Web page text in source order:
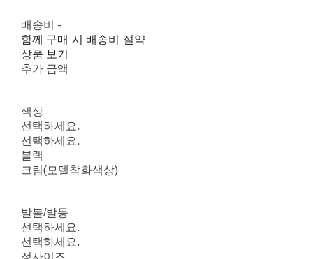
배송비 -
함께 구매 시 배송비 절약
상품 보기
추가 금액
색상
선택하세요.
선택하세요.
블랙
크림(모델착화색상)
발볼/발등
선택하세요.
선택하세요.
정사이즈